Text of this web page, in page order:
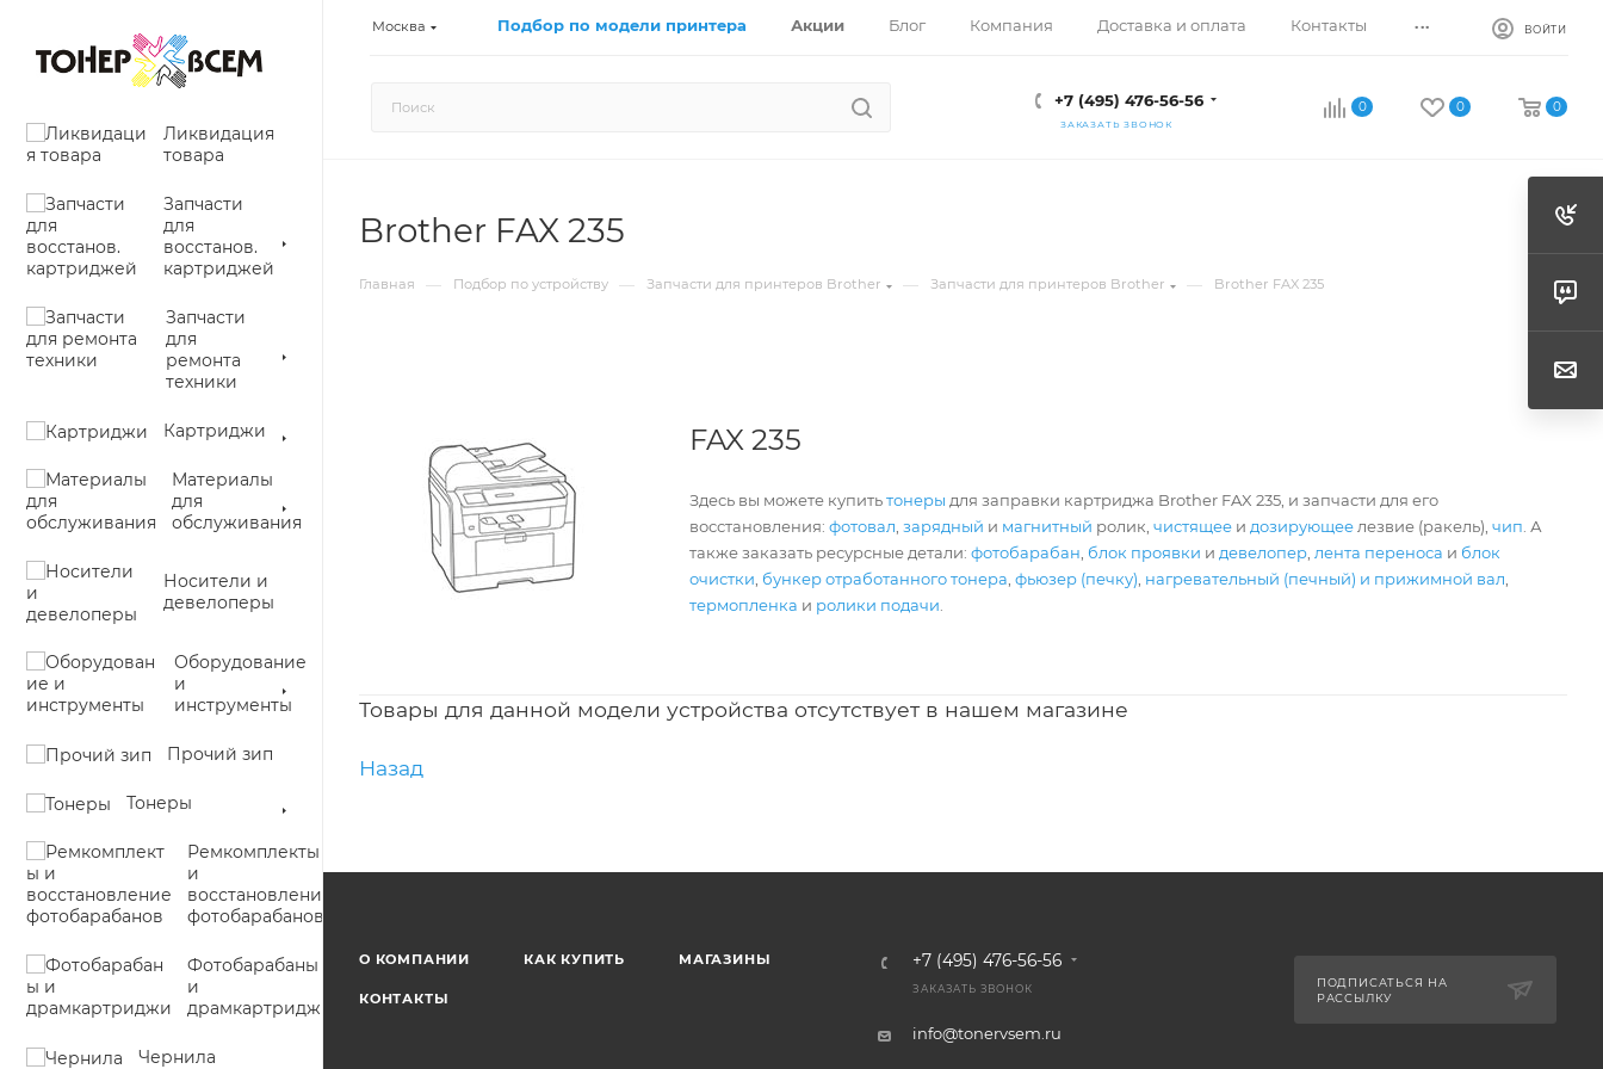
Москва Подбор по модели принтера Акции Блог Компания Доставка и оплата Контакты ... ВОЙТИ
+7 (495) 476-56-56
ЗАКАЗАТЬ ЗВОНОК
0 0 0
Ликвидация
товара
Запчасти
для
восстанов.
картриджей
Запчасти
для
ремонта
техники
Картриджи
Материалы
для
обслуживания
Носители и
девелоперы
Оборудование
и
инструменты
Прочий зип
Тонеры
Ремкомплекты
и
восстановление
фотобарабанов
Фотобарабаны
и
драмкартриджи
Чернила
Brother FAX 235
Главная — Подбор по устройству — Запчасти для принтеров Brother — Запчасти для принтеров Brother — Brother FAX 235
FAX 235
Здесь вы можете купитьтонеры для заправки картриджа Brother FAX 235, и запчасти для его
восстановления:фотовал ,зарядный и магнитный ролик,чистящее и дозирующее лезвие (ракель),чип . А
также заказать ресурсные детали:фотобарабан блок проявки и девелопер лента переноса и блок
очистки бункер отработанного тонера ,фьюзер (печку) нагревательный (печный) и прижимной вал
термопленка и ролики подачи
Товары для данной модели устройства отсутствует в нашем магазине
Назад
О КОМПАНИИ КАК КУПИТЬ МАГАЗИНЫ
КОНТАКТЫ
+7 (495) 476-56-56
ЗАКАЗАТЬ ЗВОНОК
info@tonervsem.ru
ПОДПИСАТЬСЯ НА
РАССЫЛКУ